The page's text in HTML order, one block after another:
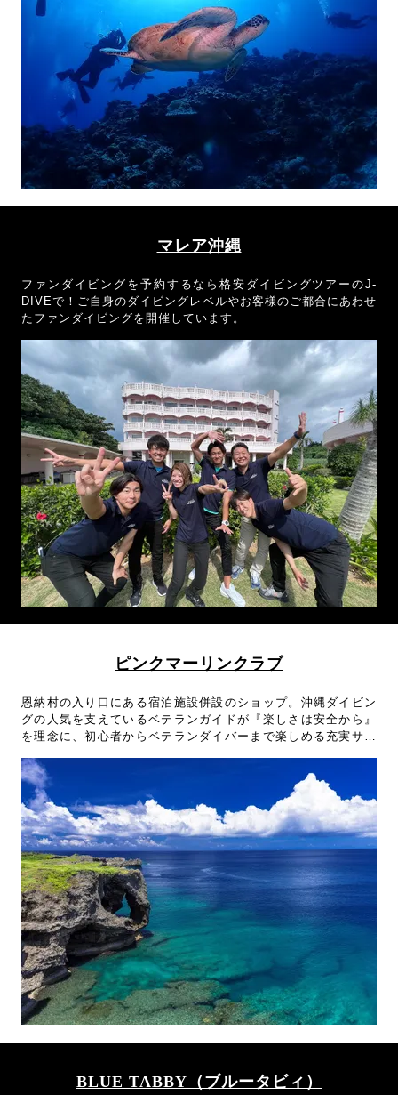
マレア沖縄
ファンダイビングを予約するなら格安ダイビングツアーのJ-
DIVEで！ご自身のダイビングレベルやお客様のご都合にあわせ
たファンダイビングを開催しています。
ピンクマーリンクラブ
恩納村の入り口にある宿泊施設併設のショップ。沖縄ダイビン
グの人気を支えているベテランガイドが『楽しさは安全から』
を理念に、初心者からベテランダイバーまで楽しめる充実サー
BLUE TABBY（ブルータビィ）